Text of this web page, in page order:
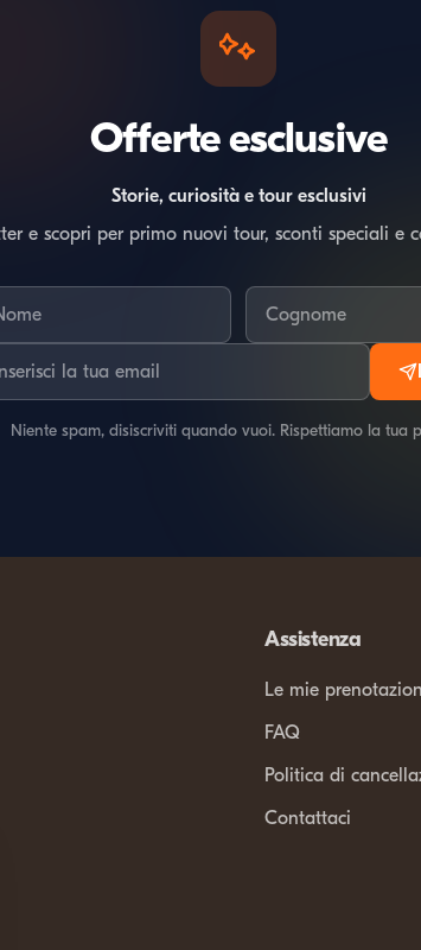
Offerte esclusive
Storie, curiosità e tour esclusivi
e scopri per primo nuovi tour, sconti speciali e
Niente spam, disiscriviti quando vuoi. Rispettiamo la tua
Assistenza
Le mie
FAQ
Politica di
Contattaci